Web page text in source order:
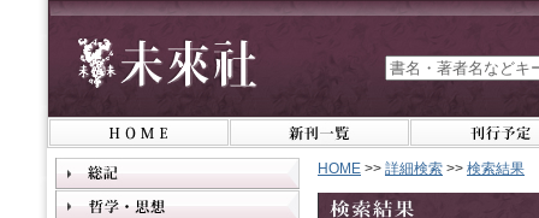
HOME >> 詳細検索 >> 検索結果